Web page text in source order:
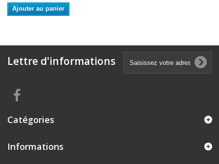
Ajouter au panier
Lettre d'informations
Catégories
Informations